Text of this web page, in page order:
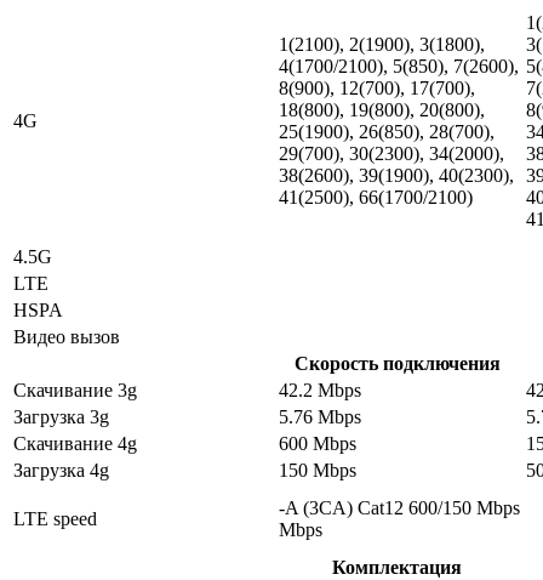
4G
1(2100), 2(1900), 3(1800),
4(1700/2100), 5(850), 7(2600),
8(900), 12(700), 17(700),
18(800), 19(800), 20(800),
25(1900), 26(850), 28(700),
29(700), 30(2300), 34(2000),
38(2600), 39(1900), 40(2300),
41(2500), 66(1700/2100)
4.5G
LTE
HSPA
Видео вызов
Скорость подключения
Скачивание 3g
42.2 Mbps
Загрузка 3g
5.76 Mbps
Скачивание 4g
600 Mbps
Загрузка 4g
150 Mbps
LTE speed
-A (3CA) Cat12 600/150 Mbps
Mbps
Комплектация